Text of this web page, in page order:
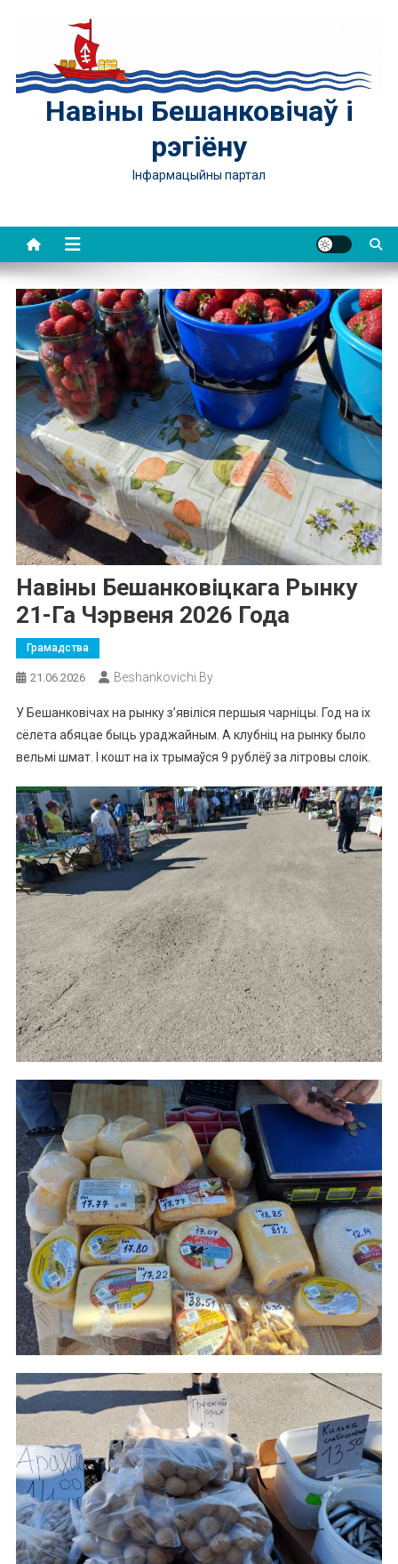
Навіны Бешанковічаў і
рэгіёну
Інфармацыйны партал
Навіны Бешанковіцкага Рынку
21-Га Чэрвеня 2026 Года
Грамадства
21.06.2026 Beshankovichi.by
У Бешанковічах на рынку з’явіліся першыя чарніцы. Год на іх
сёлета абяцае быць ураджайным. А клубніц на рынку было
вельмі шмат. І кошт на іх трымаўся 9 рублёў за літровы слоік.